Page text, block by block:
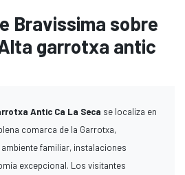
Bravissima sobre
garrotxa antic
Antic Ca La Seca se localiza en
comarca de la Garrotxa,
familiar, instalaciones
excepcional. Los visitantes